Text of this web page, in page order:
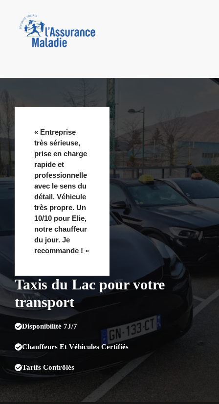
Taxis du Lac pour votre
transport
Disponibilité 7J/7
Chauffeurs Et Véhicules Certifiés
Tarifs Contrôlés
« Entreprise
très sérieuse,
prise en charge
rapide et
professionnelle
avec le sens du
détail. Véhicule
très propre. Un
10/10 pour Elie,
notre chauffeur
du jour. Je
recommande ! »